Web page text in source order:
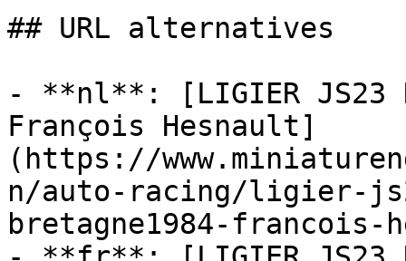
## URL alternatives
- **nl**: [LIGIER JS23
François Hesnault]
(https://
n/auto-racing/ligier-
bretagne1984-francois-